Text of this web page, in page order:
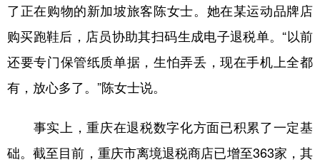
了正在购物的新加坡旅客陈女士。她在某运动品牌店
购买跑鞋后，店员协助其扫码生成电子退税单。“以前
还要专门保管纸质单据，生怕弄丢，现在手机上全都
有，放心多了。”陈女士说。
事实上，重庆在退税数字化方面已积累了一定基
础。截至目前，重庆市离境退税商店已增至363家，其